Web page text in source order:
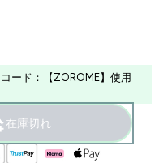
ード：【ZOROME】使用
在庫切れ